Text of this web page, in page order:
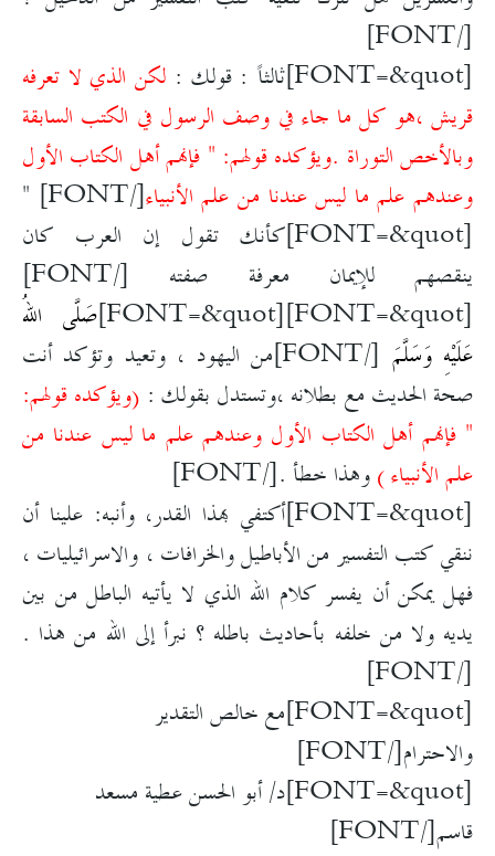
[/FONT]
[FONT=&quot]ثالثاً : قولك :
لكن الذي لا تعرفه
قريش ،هو كل ما جاء في وصف الرسول في الكتب السابقة
وبالأخص التوراة .ويؤكده قولهم: " فإنهم أهل الكتاب الأول
وعندهم علم ما ليس عندنا من علم الأنبياء[/FONT]
"
[FONT=&quot]كأنك تقول إن العرب كان
ينقصهم للإيمان معرفة صفته [/FONT]
[FONT=&quot]
[FONT=&quot]
صَلَّى اللهُ
عَلَيْهِ وَسَلَّمَ [/FONT]
من اليهود ، وتعيد وتؤكد أنت
صحة الحديث مع بطلانه ،وتستدل بقولك : (ويؤكده قولهم:
" فإنهم أهل الكتاب الأول وعندهم علم ما ليس عندنا من
علم الأنبياء )وهذا خطأ .[/FONT]
[FONT=&quot]أكتفي بهذا القدر، وأنبه: علينا أن
ننقي كتب التفسير من الأباطيل والخرافات ، والاسرائيليات ،
فهل يمكن أن يفسر كلام الله الذي لا يأتيه الباطل من بين
يديه ولا من خلفه بأحاديث باطله ؟ نبرأ إلى الله من هذا .
[/FONT]
[FONT=&quot]مع خالص التقدير
والاحترام[/FONT]
[FONT=&quot]د/ أبو الحسن عطية مسعد
قاسم[/FONT]